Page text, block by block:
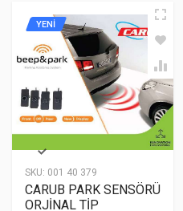
SKU: 001 40 379
YENİ
CARUB PARK SENSÖRÜ
ORJİNAL TİP